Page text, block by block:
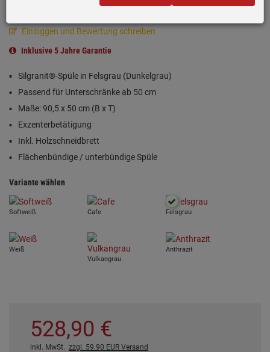
Einloggen und Bewertung schreiben
Inklusive 5 Jahre Garantie
Silgranit®-Spüle in Felsgrau (Dunkelgrau)
Passend für Unterschränke ab 50 cm
Maße: 90,5 x 50 cm (B x T)
Exzenterbetätigung
Inkl. Holzschneidbrett
Flächenbündige / unterbündige Spüle
Variante wählen
Softweiß Cafe Felsgrau
Weiß
Vulkangrau
Anthrazit
528,90 €
inkl. MwSt. zzgl. 59.90 EUR Versand